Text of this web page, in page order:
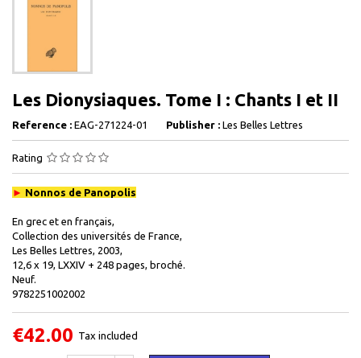
Les Dionysiaques. Tome I : Chants I et II
Reference : EAG-271224-01 Publisher : Les Belles Lettres
Rating
► Nonnos de Panopolis
En grec et en français,
Collection des universités de France,
Les Belles Lettres, 2003,
12,6 x 19, LXXIV + 248 pages, broché.
Neuf.
9782251002002
€42.00 Tax included